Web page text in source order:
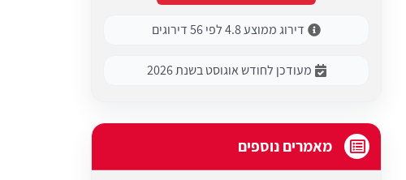
דירוג ממוצע 4.8 לפי 56 דירוגים
מעודכן לחודש אוגוסט בשנת 2026
מאמרים נוספים